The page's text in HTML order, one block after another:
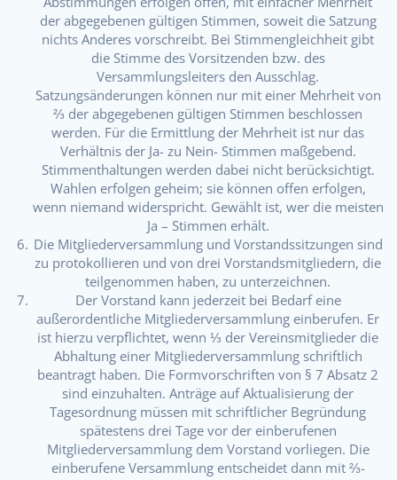
der abgegebenen gültigen Stimmen, soweit die Satzung
nichts Anderes vorschreibt. Bei Stimmengleichheit gibt
die Stimme des Vorsitzenden bzw. des
Versammlungsleiters den Ausschlag.
Satzungsänderungen können nur mit einer Mehrheit von
⅔ der abgegebenen gültigen Stimmen beschlossen
werden. Für die Ermittlung der Mehrheit ist nur das
Verhältnis der Ja- zu Nein- Stimmen maßgebend.
Stimmenthaltungen werden dabei nicht berücksichtigt.
Wahlen erfolgen geheim; sie können offen erfolgen,
wenn niemand widerspricht. Gewählt ist, wer die meisten
Ja – Stimmen erhält.
Die Mitgliederversammlung und Vorstandssitzungen sind
zu protokollieren und von drei Vorstandsmitgliedern, die
teilgenommen haben, zu unterzeichnen.
Der Vorstand kann jederzeit bei Bedarf eine
außerordentliche Mitgliederversammlung einberufen. Er
ist hierzu verpflichtet, wenn ⅓ der Vereinsmitglieder die
Abhaltung einer Mitgliederversammlung schriftlich
beantragt haben. Die Formvorschriften von § 7 Absatz 2
sind einzuhalten. Anträge auf Aktualisierung der
Tagesordnung müssen mit schriftlicher Begründung
spätestens drei Tage vor der einberufenen
Mitgliederversammlung dem Vorstand vorliegen. Die
einberufene Versammlung entscheidet dann mit ⅔-